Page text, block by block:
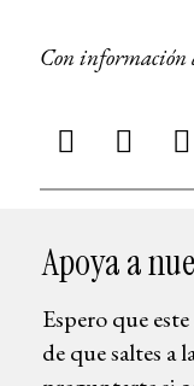
Con información
Apoya a
Espero que
de que saltes a